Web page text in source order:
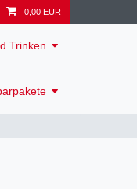
0,00 EUR
Trinken